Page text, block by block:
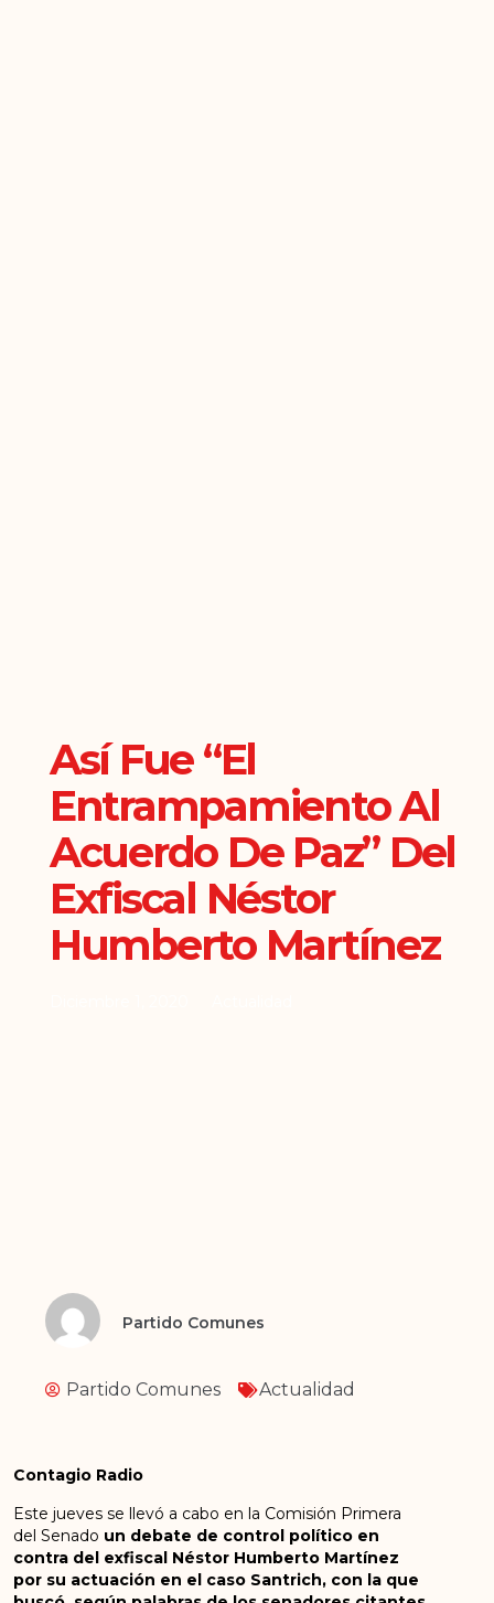
Así Fue “el
Entrampamiento Al
Acuerdo De Paz” Del
Exfiscal Néstor
Humberto Martínez
Partido Comunes
Partido Comunes Actualidad
Contagio Radio
Este jueves se llevó a cabo en la Comisión Primera
del Senado un debate de control político en
contra del exfiscal Néstor Humberto Martínez
por su actuación en el caso Santrich, con la que